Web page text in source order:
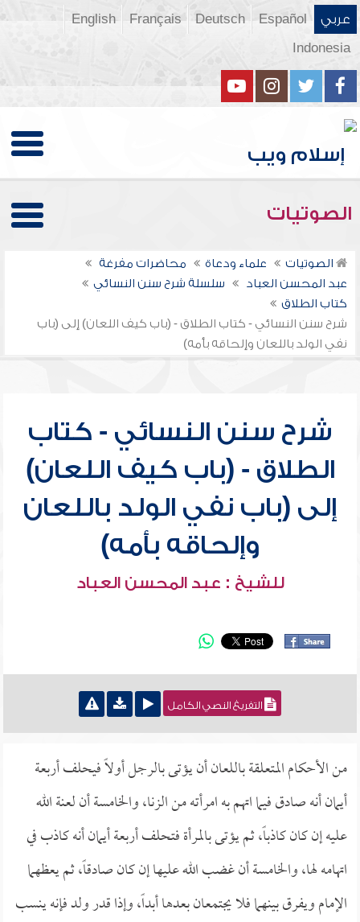
عربي Español
Deutsch
Français
English
Indonesia
الصوتيات
الصوتيات علماء ودعاة
محاضرات مفرغة
عبد المحسن العباد
سلسلة شرح سنن النسائي
كتاب الطلاق
شرح سنن النسائي - كتاب الطلاق - (باب كيف اللعان) إلى (باب
نفي الولد باللعان وإلحاقه بأمه)
شرح سنن النسائي - كتاب
الطلاق - (باب كيف اللعان)
إلى (باب نفي الولد باللعان
وإلحاقه بأمه)
للشيخ : عبد المحسن العباد
التفريغ النصي الكامل
من الأحكام المتعلقة باللعان أن يؤتى بالرجل أولاً فيحلف أربعة
أيمان أنه صادق فيما اتهم به امرأته من الزنا، والخامسة أن لعنة الله
عليه إن كان كاذباً، ثم يؤتى بالمرأة فتحلف أربعة أيمان أنه كاذب في
اتهامه لها، والخامسة أن غضب الله عليها إن كان صادقاً، ثم يعظهما
الإمام ويفرق بينهما فلا يجتمعان بعدها أبداً، وإذا قدر ولد فإنه ينسب